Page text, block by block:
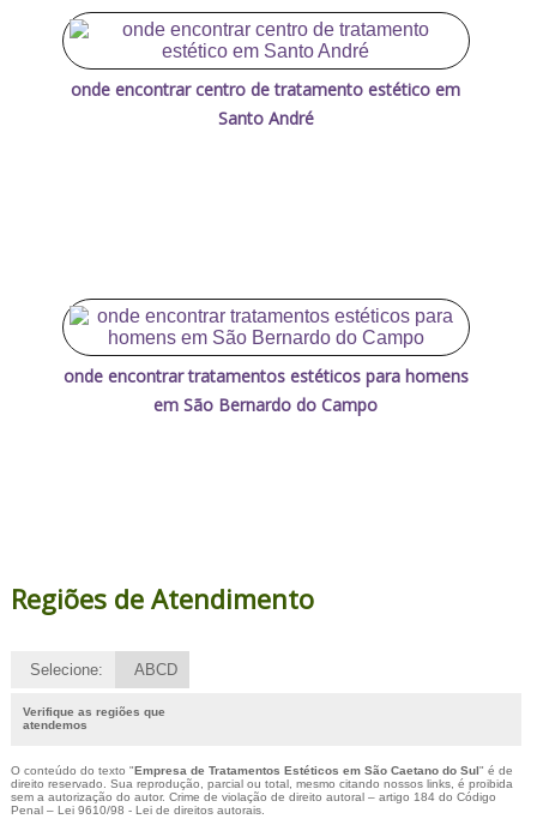
onde encontrar centro de tratamento estético em
Santo André
onde encontrar tratamentos estéticos para homens
em São Bernardo do Campo
Regiões de Atendimento
Selecione: ABCD
Verifique as regiões que
atendemos
O conteúdo do texto "Empresa de Tratamentos Estéticos em São Caetano do Sul" é de
direito reservado. Sua reprodução, parcial ou total, mesmo citando nossos links, é proibida
sem a autorização do autor. Crime de violação de direito autoral – artigo 184 do Código
Penal – Lei 9610/98 - Lei de direitos autorais.